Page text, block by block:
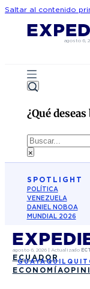
Saltar al contenido
agosto 6,
¿Qué
Buscar
×
SPOTLIGHT
POLÍTICA
VENEZUELA
DANIEL NOBOA
MUNDIAL 2026
agosto 6, 2026| Actualizado
ECUADOR
GUAYAQUIL
ECONOMÍA